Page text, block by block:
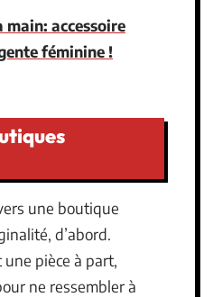
main: accessoire
féminine !
une boutique
d’abord.
pièce à part,
ne ressembler à